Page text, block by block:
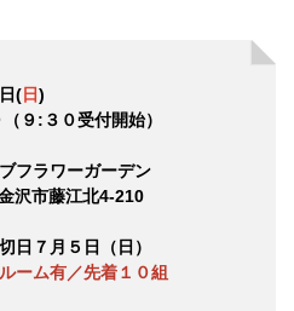
(日)
:３０受付開始）
フラワーガーデン
市藤江北4-210
日７月５日（日）
ーム有／先着１０組